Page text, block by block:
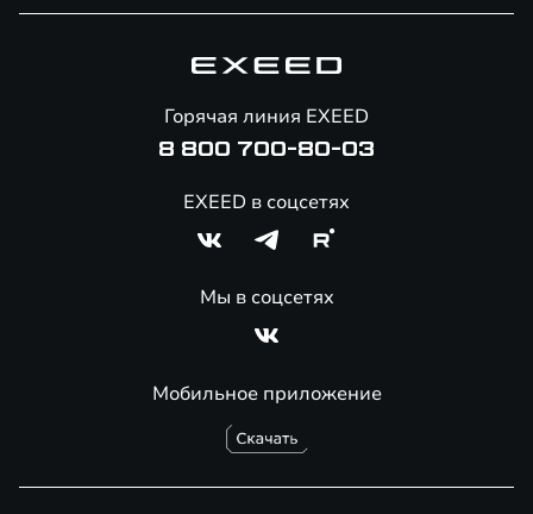
Помощь на дорогах
Мобильное приложение
Горячая линия EXEED
8 800 700-80-03
EXEED в соцсетях
Мы в соцсетях